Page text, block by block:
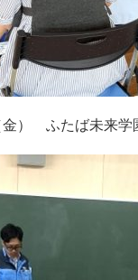
金） ふたば未来学